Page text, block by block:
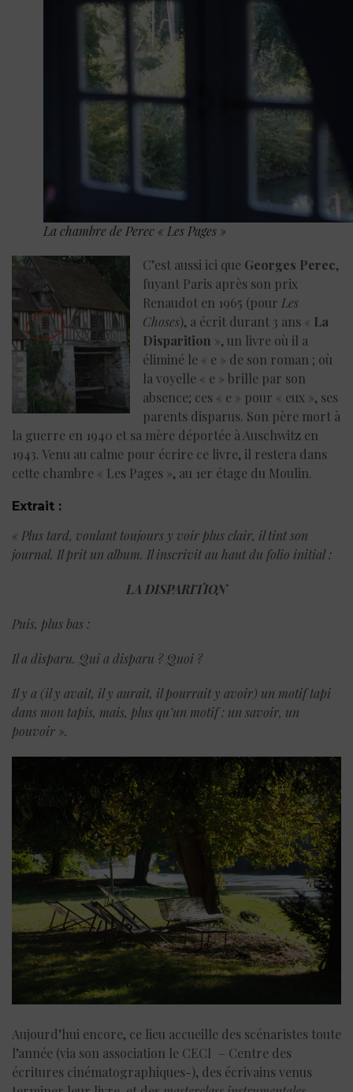
La chambre de Perec « Les Pages »
C’est aussi ici que Georges Perec,
fuyant Paris après son prix
Renaudot en 1965 (pour Les
Choses), a écrit durant 3 ans « La
Disparition », un livre où il a
éliminé le « e » de son roman ; où
la voyelle « e » brille par son
absence; ces « e » pour « eux », ses
parents disparus. Son père mort à
la guerre en 1940 et sa mère déportée à Auschwitz en
1943. Venu au calme pour écrire ce livre, il restera dans
cette chambre « Les Pages », au 1er étage du Moulin.
Extrait :
« Plus tard, voulant toujours y voir plus clair, il tint son
journal. Il prit un album. Il inscrivit au haut du folio initial :
LA DISPARITION
Puis, plus bas :
Il a disparu. Qui a disparu ? Quoi ?
Il y a (il y avait, il y aurait, il pourrait y avoir) un motif tapi
dans mon tapis, mais, plus qu’un motif : un savoir, un
pouvoir ».
Aujourd’hui encore, ce lieu accueille des scénaristes toute
l’année (via son association le CECI – Centre des
écritures cinématographiques-), des écrivains venus